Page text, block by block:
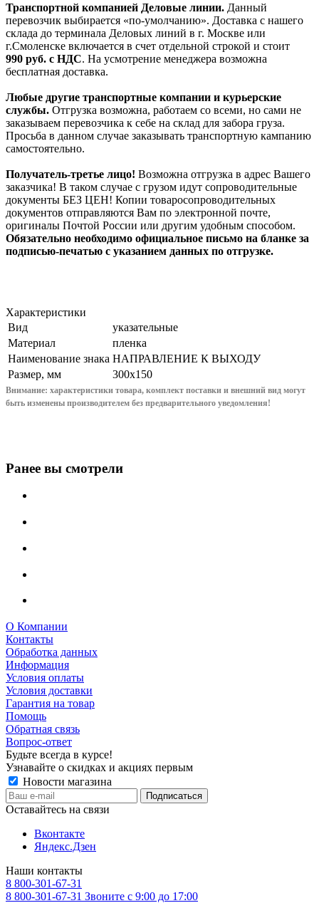
Транспортной компанией Деловые линии. Данный
перевозчик выбирается «по-умолчанию». Доставка с нашего
склада до терминала Деловых линий в г. Москве или
г.Смоленске включается в счет отдельной строкой и стоит
990 руб. с НДС. На усмотрение менеджера возможна
бесплатная доставка.
Любые другие транспортные компании и курьерские
службы. Отгрузка возможна, работаем со всеми, но сами не
заказываем перевозчика к себе на склад для забора груза.
Просьба в данном случае заказывать транспортную кампанию
самостоятельно.
Получатель-третье лицо! Возможна отгрузка в адрес Вашего
заказчика! В таком случае с грузом идут сопроводительные
документы БЕЗ ЦЕН! Копии товаросопроводительных
документов отправляются Вам по электронной почте,
оригиналы Почтой России или другим удобным способом.
Обязательно необходимо официальное письмо на бланке за
подписью-печатью с указанием данных по отгрузке.
Характеристики
Вид
указательные
Материал
пленка
Наименование знака НАПРАВЛЕНИЕ К ВЫХОДУ
Размер, мм
300x150
Внимание: характеристики товара, комплект поставки и внешний вид могут
быть изменены производителем без предварительного уведомления!
Ранее вы смотрели
О Компании
Контакты
Обработка данных
Информация
Условия оплаты
Условия доставки
Гарантия на товар
Помощь
Обратная связь
Вопрос-ответ
Будьте всегда в курсе!
Узнавайте о скидках и акциях первым
Новости магазина
Оставайтесь на связи
Вконтакте
Яндекс.Дзен
Наши контакты
8 800-301-67-31
8 800-301-67-31 Звоните с 9:00 до 17:00